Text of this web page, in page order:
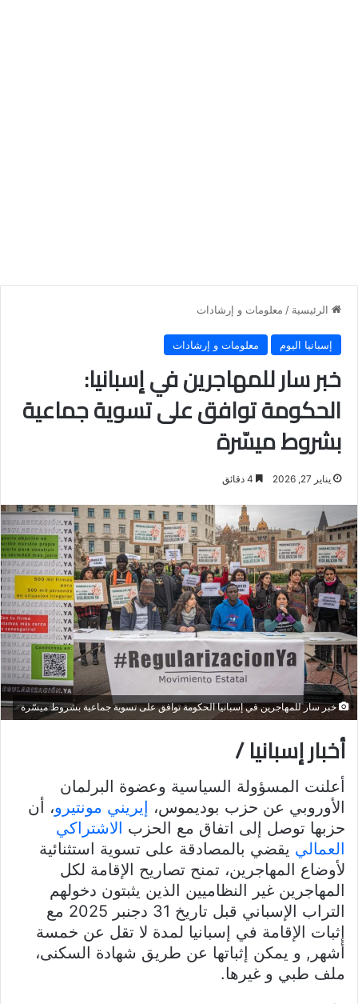
الرئيسية / معلومات و إرشادات
إسبانيا اليوم معلومات و إرشادات
خبر سار للمهاجرين في إسبانيا:
الحكومة توافق على تسوية جماعية
بشروط ميسّرة
يناير 27, 2026
خبر سار للمهاجرين في إسبانيا الحكومة توافق على تسوية جماعية بشروط ميسّرة
أخبار إسبانيا /
أعلنت المسؤولة السياسية وعضوة البرلمان
الأوروبي عن حزب بوديموس، إيريني مونتيرو، أن
حزبها توصل إلى اتفاق مع الحزب الاشتراكي
العمالي يقضي بالمصادقة على تسوية استثنائية
لأوضاع المهاجرين، تمنح تصاريح الإقامة لكل
المهاجرين غير النظاميين الذين يثبتون دخولهم
التراب الإسباني قبل تاريخ 31 دجنبر 2025 مع
إثبات الإقامة في إسبانيا لمدة لا تقل عن خمسة
أشهر, و يمكن إثباتها عن طريق شهادة السكنى،
ملف طبي و غيرها.